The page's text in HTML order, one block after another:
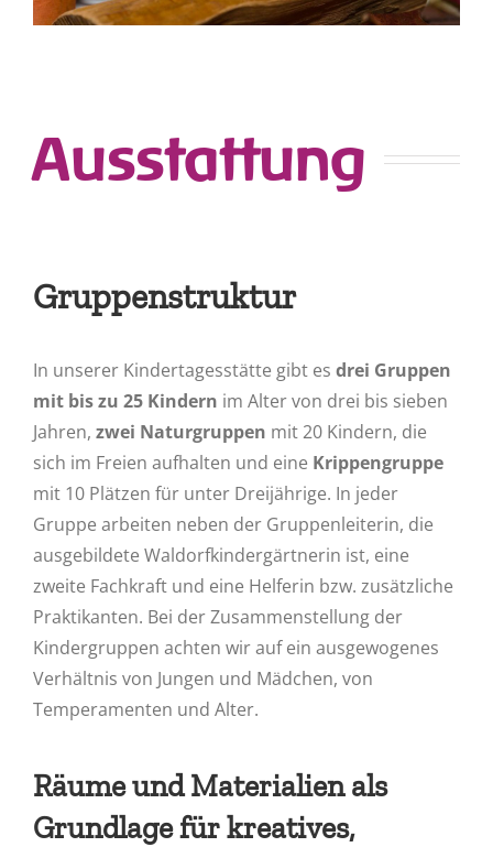
Ausstattung
Gruppenstruktur
In unserer Kindertagesstätte gibt es drei Gruppen
mit bis zu 25 Kindern im Alter von drei bis sieben
Jahren, zwei Naturgruppen mit 20 Kindern, die
sich im Freien aufhalten und eine Krippengruppe
mit 10 Plätzen für unter Dreijährige. In jeder
Gruppe arbeiten neben der Gruppenleiterin, die
ausgebildete Waldorfkindergärtnerin ist, eine
zweite Fachkraft und eine Helferin bzw. zusätzliche
Praktikanten. Bei der Zusammenstellung der
Kindergruppen achten wir auf ein ausgewogenes
Verhältnis von Jungen und Mädchen, von
Temperamenten und Alter.
Räume und Materialien als
Grundlage für kreatives,